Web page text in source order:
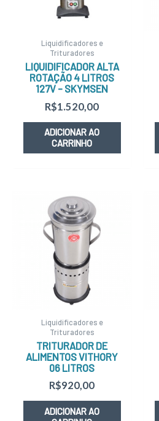
Liquidificadores e
Trituradores
LIQUIDIFICADOR ALTA
ROTAÇÃO 4 LITROS
127V – SKYMSEN
R$1.520,00
ADICIONAR AO
CARRINHO
Liquidificadores e
Trituradores
TRITURADOR DE
ALIMENTOS VITHORY
06 LITROS
R$920,00
ADICIONAR AO